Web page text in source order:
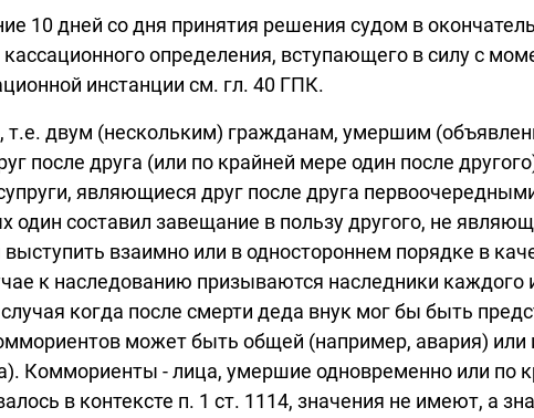
10 дней со дня принятия решения судом в
определения, вступающего в силу с
инстанции см. гл. 40 ГПК.
двум (нескольким) гражданам, умершим
после друга (или по крайней мере один после
являющиеся друг после друга
составил завещание в пользу другого, не
взаимно или в одностороннем порядке в
к наследованию призываются наследники каждого
когда после смерти деда внук мог бы быть
может быть общей (например, авария) или
Коммориенты - лица, умершие одновременно или по
в контексте п. 1 ст. 1114, значения не имеют, а